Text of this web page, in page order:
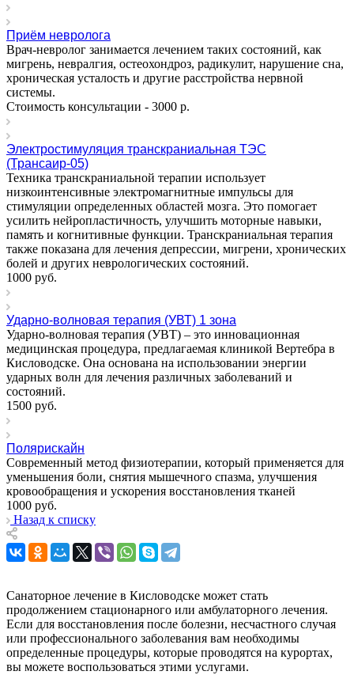
Приём невролога
Врач-невролог занимается лечением таких состояний, как
мигрень, невралгия, остеохондроз, радикулит, нарушение сна,
хроническая усталость и другие расстройства нервной
системы.
Стоимость консультации - 3000 р.
Электростимуляция транскраниальная ТЭС
(Трансаир-05)
Техника транскраниальной терапии использует
низкоинтенсивные электромагнитные импульсы для
стимуляции определенных областей мозга. Это помогает
усилить нейропластичность, улучшить моторные навыки,
память и когнитивные функции. Транскраниальная терапия
также показана для лечения депрессии, мигрени, хронических
болей и других неврологических состояний.
1000 руб.
Ударно-волновая терапия (УВТ) 1 зона
Ударно-волновая терапия (УВТ) – это инновационная
медицинская процедура, предлагаемая клиникой Вертебра в
Кисловодске. Она основана на использовании энергии
ударных волн для лечения различных заболеваний и
состояний.
1500 руб.
Полярискайн
Современный метод физиотерапии, который применяется для
уменьшения боли, снятия мышечного спазма, улучшения
кровообращения и ускорения восстановления тканей
1000 руб.
Назад к списку
Санаторное лечение в Кисловодске может стать
продолжением стационарного или амбулаторного лечения.
Если для восстановления после болезни, несчастного случая
или профессионального заболевания вам необходимы
определенные процедуры, которые проводятся на курортах,
вы можете воспользоваться этими услугами.